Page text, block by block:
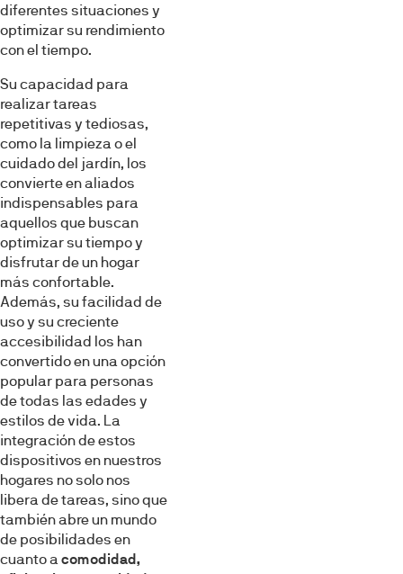
diferentes situaciones y
optimizar su rendimiento
con el tiempo.
Su capacidad para
realizar tareas
repetitivas y tediosas,
como la limpieza o el
cuidado del jardín, los
convierte en aliados
indispensables para
aquellos que buscan
optimizar su tiempo y
disfrutar de un hogar
más confortable.
Además, su facilidad de
uso y su creciente
accesibilidad los han
convertido en una opción
popular para personas
de todas las edades y
estilos de vida. La
integración de estos
dispositivos en nuestros
hogares no solo nos
libera de tareas, sino que
también abre un mundo
de posibilidades en
cuanto a comodidad,